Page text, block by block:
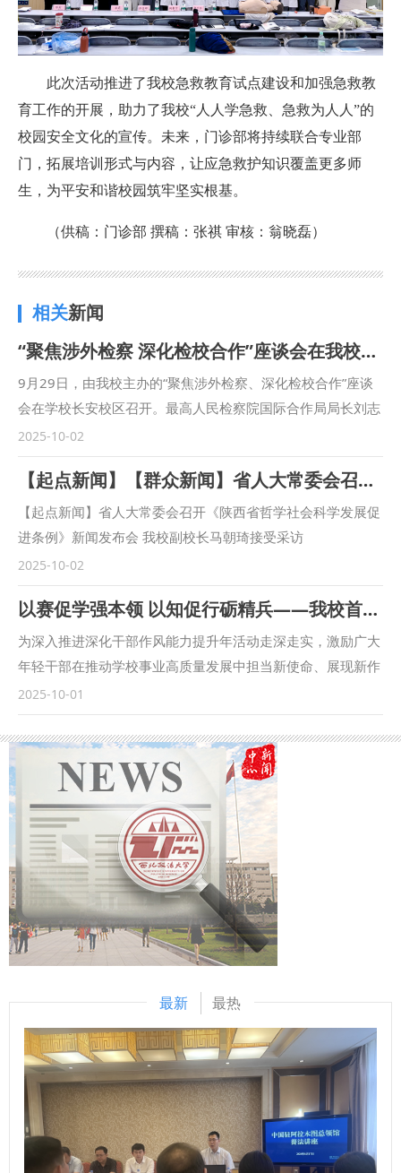
此次活动推进了我校急救教育试点建设和加强急救教
育工作的开展，助力了我校“人人学急救、急救为人人”的
校园安全文化的宣传。未来，门诊部将持续联合专业部
门，拓展培训形式与内容，让应急救护知识覆盖更多师
生，为平安和谐校园筑牢坚实根基。
（供稿：门诊部 撰稿：张祺 审核：翁晓磊）
相关新闻
“聚焦涉外检察 深化检校合作”座谈会在我校召开
9月29日，由我校主办的“聚焦涉外检察、深化检校合作”座谈
会在学校长安校区召开。最高人民检察院国际合作局局长刘志
远，陕西省人民检察院十一检察部主任李向锋，西安市人民检
察院教育培训处负责人陈文龙，西安市长安区人民检察院副检
察长王蕾等出席会议。我校校长范九利出席会议并致辞，副校
长马朝琦主持会议。 范九利表示，涉外检察工作是国家涉外
法治工作的重要方面，近年来，学校与各级检察机关深化交
流，不断拓展合作领域、合作范围，围绕中国检察学自主知识
体系构建、检察课题研究、检校人才互派交流、学生实习实训
等方面开展了卓有成效的合作。在最高人民检察院国际合作局
指导下，我校成立的“涉外刑事法治与国别检察司法研究中
心”各项工作稳步推进，已在区域国别检察研究、国际刑事司
源，推动学校专家学者与检察实务专家的交流互动，建立常态
化研究协作机制，围绕涉外检察基础性理论和实践难题开展联
合攻关，共同打造服务国家战略的涉外检察智库。 刘志远表
示，最高人民检察院对涉外检察工作高度重视，西北政法大学
始终心怀“国之大者”，在涉外法治领域取得了突出的成绩。涉
外刑事法治与国别检察司法研究中心先后配合完成中国—东盟
检察总长网站建设，编译东盟国家《刑法典》《刑事诉讼法
典》等二十余部法典等，在服务检察国际交流与合作方面发挥
了积极作用。下一步，希望学校进一步聚焦涉外检察工作，高
质效做好智库服务，统筹好校内各部门、各研究机构的科研力
涉外检察人才培养工作搭建平台。 刘志远与我校刑事法学院
院长冯卫国共同签署科研项目委托书 马朝琦宣布西北政法大
学涉外刑事法治与国别检察司法中心网站正式上线，由中心和
西北政法大学湾区研究院共同研发的“全球法律数据库”正式进
入试运行阶段。 学校发展规划与学科建设处、教务处、科研
处、国际交流与合作处、经济学院、刑事法学院、民商法学
院、经济法学院（知识产权学院）、国际法学院（国际仲裁学
2025-10-02
【起点新闻】【群众新闻】省人大常委会召开《陕西省哲学社会科学发展促进条例》新闻发布会 我校副校长马朝琦接受采访
【起点新闻】省人大常委会召开《陕西省哲学社会科学发展促
进条例》新闻发布会 我校副校长马朝琦接受采访
https://qidian.sxtvs.com/timing/share/content/10654306
陕西省十四届人大常委会第十八次会议审议通过《陕西省哲学
社会科学发展促进条例》（以下简称《条例》），《条例》于
9月底正式公布。 日前，西北政法大学副校长、二级教授马朝
琦，陕西省哲学社会科学研究中心执行主任、陕西师范大学马
克思主义学部部长袁祖社接受记者采访，对《条例》进行解
读。 问：根据《条例》，哲学社会科学机构应当加强延安精
神、照金精神、西迁精神等伟大精神阐释研究。加强秦岭文
化、黄河文化、长城文化、关中文化、黄土文化、汉水文化等
中华优秀传统文化阐释研究。这条中对于伟大精神等的列举，
主要依据什么？对于相关研究有哪些促进作用？ 马朝琦：延
安精神、照金精神、西迁精神，都是源发于陕西、彰显于陕
西、实践于陕西的中国共产党人的伟大精神，三种精神同时位
列2021年国庆节前夕中央宣传部梳理并正式公布的第一批中
国共产党人精神谱系（共46种）。 《条例》特别列举这些伟
大精神，有利于我省广大社科工作者赓续红色血脉，传承红色
基因，发扬革命先辈们的光荣传统和优良作风，在有效宣传、
研究、践行延安精神等党的宝贵精神财富的基础上，立足我省
丰富的文化资源、鲜明的研究特色、深厚的学术积淀，坚定信
心、鼓足干劲、激发活力、释放潜能，更加专注于陕西高质量
发展和国家重大战略需求，继往开来、扎实工作、锐意进取，
不断谱写文化强省建设的华美篇章。 问：《条例》对新型智
库建设作出了相关规定，请问陕西省哲学社会科学研究中心将
如何贯彻《条例》，建强新型智库平台？ 袁祖社：陕西省哲
学社会科学研究中心由省教育厅、陕西师范大学共同建设，依
2025-10-02
以赛促学强本领 以知促行砺精兵——我校首届科级干部素质能力大赛圆满落幕
为深入推进深化干部作风能力提升年活动走深走实，激励广大
年轻干部在推动学校事业高质量发展中担当新使命、展现新作
为，9月18日—30日，学校举办了首届科级干部素质能力大
赛。 以赛促学，理论武装强底气 本次比赛是学校首次举办干
部素质能力大赛，面向全校正科级干部开放报名，共有119名
科级干部积极报名参赛。聚焦“能写、会说、善思、肯干”的干
部核心素质能力要求，大赛设置了应知应会、公文写作和情景
模拟展示三个模块的比赛。 应知应会通过笔试方式进行，主
要考察科级干部对马克思主义理论和党的路线方针政策、习近
平新时代中国特色社会主义思想、党内法规以及有关政策文件
的熟悉掌握情况。公文写作通过机试方式进行，旨在考察科级
干部的应急处突本领、组织协调能力和写作能力。通过“线上
+线下”相结合的方式掀起比拼热潮，引导广大年轻干部不断深
化党的创新理论学习，持续提升业务素质能力，切实将学习成
果和工作成效转化为推动事业发展的强大动力。 “本次比赛不
仅是素质能力的大练兵，更是思想的大练兵、作风的大练兵。
通过此次比赛，我们进一步强化了政治理论素养、夯实了业务
本领、增强了学习意识。下一步，我们将以此次比赛作为契
机，调准学习发展的坐标轴，提升争先创优的责任心，提高干
事创业的加速度，力争在工作岗位上努力拼搏、再创佳
绩！”参赛选手李伟弟说。 以赛强技，擂台比武砺精兵 自大赛
启动以来，学校党委高度重视，加强组织领导，精心部署推
2025-10-01
最新 最热